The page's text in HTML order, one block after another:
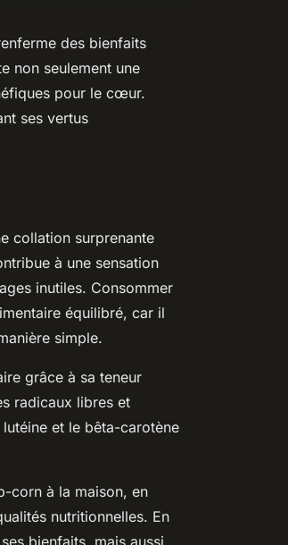
des bienfaits
non seulement une
pour le cœur.
ses vertus
collation surprenante
à une sensation
inutiles. Consommer
équilibré, car il
simple.
grâce à sa teneur
radicaux libres et
et le bêta-carotène
corn à la maison, en
nutritionnelles. En
bienfaits, mais aussi